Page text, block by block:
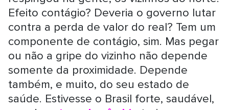
Efeito contágio? Deveria o governo lutar
contra a perda de valor do real? Tem um
componente de contágio, sim. Mas pegar
ou não a gripe do vizinho não depende
somente da proximidade. Depende
também, e muito, do seu estado de
saúde. Estivesse o Brasil forte, saudável,